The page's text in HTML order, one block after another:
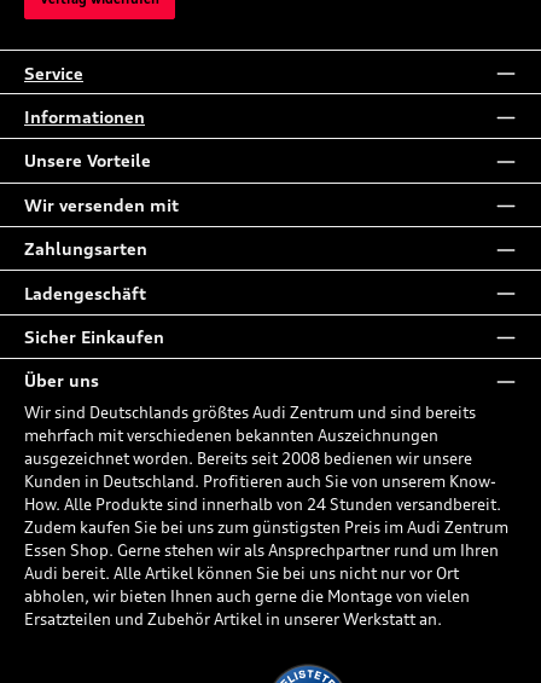
Service
Informationen
Unsere Vorteile
Wir versenden mit
Zahlungsarten
Ladengeschäft
Sicher Einkaufen
Über uns
Wir sind Deutschlands größtes Audi Zentrum und sind bereits
mehrfach mit verschiedenen bekannten Auszeichnungen
ausgezeichnet worden. Bereits seit 2008 bedienen wir unsere
Kunden in Deutschland. Profitieren auch Sie von unserem Know-
How. Alle Produkte sind innerhalb von 24 Stunden versandbereit.
Zudem kaufen Sie bei uns zum günstigsten Preis im Audi Zentrum
Essen Shop. Gerne stehen wir als Ansprechpartner rund um Ihren
Audi bereit. Alle Artikel können Sie bei uns nicht nur vor Ort
abholen, wir bieten Ihnen auch gerne die Montage von vielen
Ersatzteilen und Zubehör Artikel in unserer Werkstatt an.